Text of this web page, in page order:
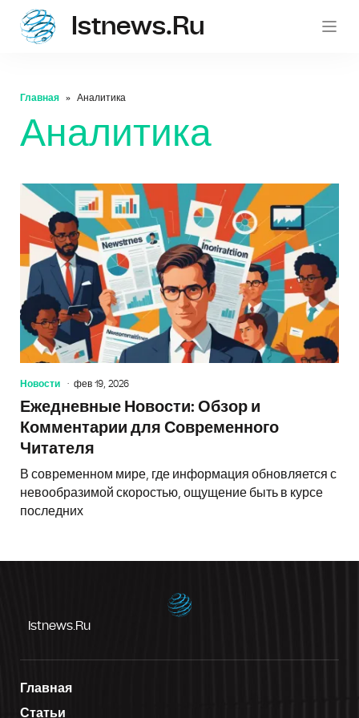
Istnews.ru
Главная Аналитика
Аналитика
Новости фев 19, 2026
Ежедневные Новости: Обзор и
Комментарии для Современного
Читателя
В современном мире, где информация обновляется с
невообразимой скоростью, ощущение быть в курсе
последних
Istnews.ru
Главная
Статьи